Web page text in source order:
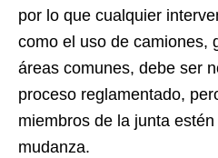
por lo que cualquier
como el uso de camiones,
áreas comunes, debe ser
proceso reglamentado,
miembros de la junta
mudanza.